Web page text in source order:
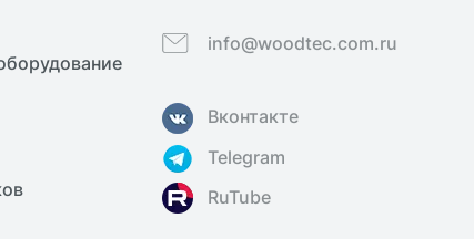
info@woodtec.com.ru
Вконтакте
Telegram
RuTube